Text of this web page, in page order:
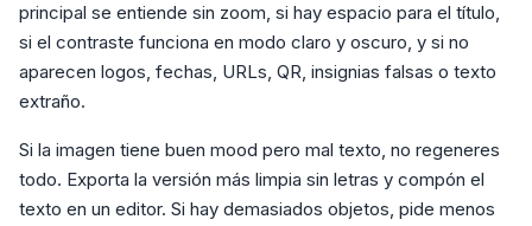
principal se entiende sin zoom, si hay espacio para el título,
si el contraste funciona en modo claro y oscuro, y si no
aparecen logos, fechas, URLs, QR, insignias falsas o texto
extraño.
Si la imagen tiene buen mood pero mal texto, no regeneres
todo. Exporta la versión más limpia sin letras y compón el
texto en un editor. Si hay demasiados objetos, pide menos